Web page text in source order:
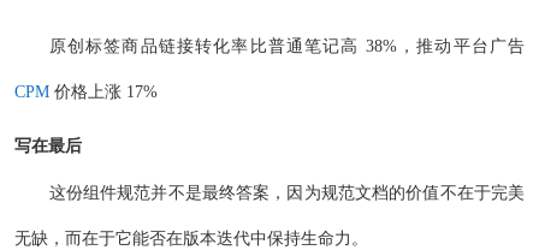
原创标签商品链接转化率比普通笔记高 38%，推动平台广告
CPM价格上涨 17%
写在最后
这份组件规范并不是最终答案，因为规范文档的价值不在于完美
无缺，而在于它能否在版本迭代中保持生命力。